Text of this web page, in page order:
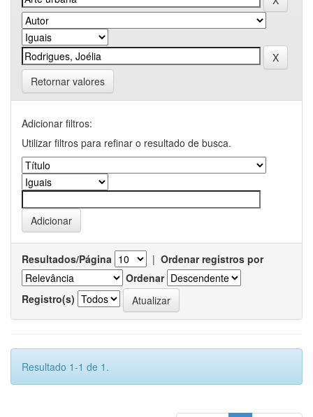
Retornar valores
Adicionar filtros:
Utilizar filtros para refinar o resultado de busca.
Resultados/Página | Ordenar registros por
Ordenar
Registro(s)
Resultado 1-1 de 1.